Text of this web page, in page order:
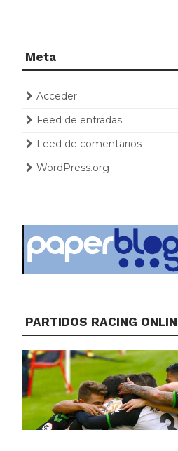
Meta
Acceder
Feed de entradas
Feed de comentarios
WordPress.org
PARTIDOS RACING